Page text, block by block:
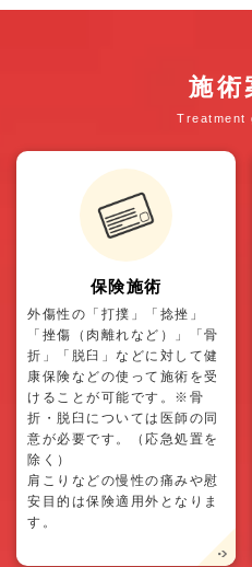
施術
Treatment
保険施術
外傷性の「打撲」「捻挫」
「挫傷（肉離れなど）」「骨
折」「脱臼」などに対して健
康保険などの使って施術を受
けることが可能です。※骨
折・脱臼については医師の同
意が必要です。（応急処置を
除く）
肩こりなどの慢性の痛みや慰
安目的は保険適用外となりま
す。